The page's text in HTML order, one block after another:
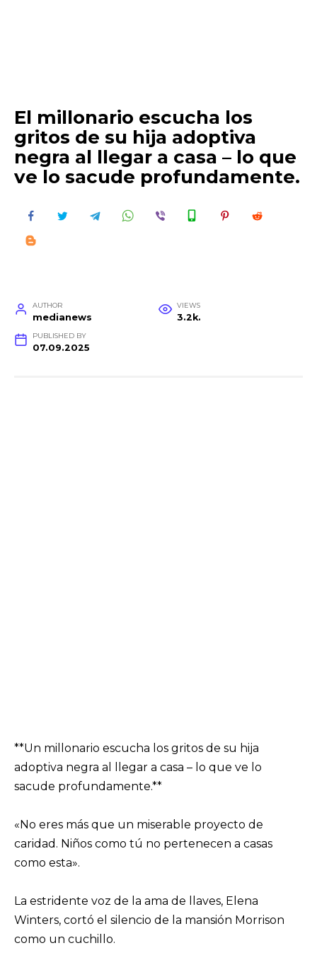
El millonario escucha los
gritos de su hija adoptiva
negra al llegar a casa – lo que
ve lo sacude profundamente.
AUTHOR
medianews
VIEWS
3.2k.
PUBLISHED BY
07.09.2025
**Un millonario escucha los gritos de su hija
adoptiva negra al llegar a casa – lo que ve lo
sacude profundamente.**
«No eres más que un miserable proyecto de
caridad. Niños como tú no pertenecen a casas
como esta».
La estridente voz de la ama de llaves, Elena
Winters, cortó el silencio de la mansión Morrison
como un cuchillo.